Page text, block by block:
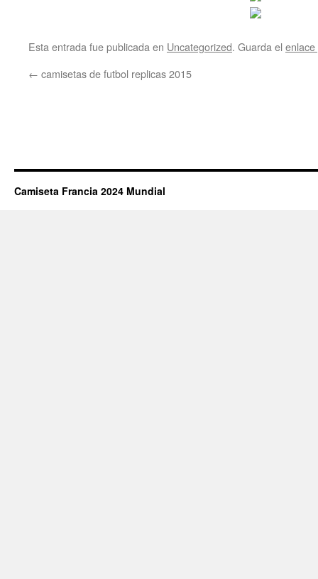
Esta entrada fue publicada en Uncategorized. Guarda el
← camisetas de futbol replicas 2015
Camiseta Francia 2024 Mundial